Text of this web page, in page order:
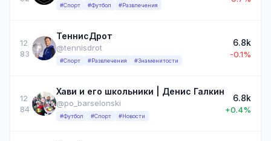
#Спорт #Футбол #Развлечения
12
83
ТеннисДрот
@tennisdrot
#Спорт #Развлечения #Знаменитости
6.8k
-0.1%
12
84
Хави и его школьники | Денис Галкин
@po_barselonski
#Футбол #Спорт #Новости
6.8k
+0.4%